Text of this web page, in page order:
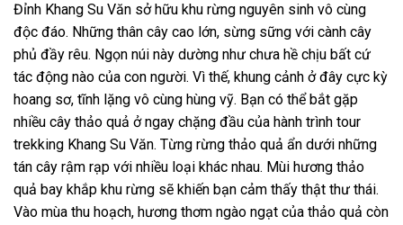
Đỉnh Khang Su Văn sở hữu khu rừng nguyên sinh vô cùng
độc đáo. Những thân cây cao lớn, sừng sững với cành cây
phủ đầy rêu. Ngọn núi này dường như chưa hề chịu bất cứ
tác động nào của con người. Vì thế, khung cảnh ở đây cực kỳ
hoang sơ, tĩnh lặng vô cùng hùng vỹ. Bạn có thể bắt gặp
nhiều cây thảo quả ở ngay chặng đầu của hành trình tour
trekking Khang Su Văn. Từng rừng thảo quả ẩn dưới những
tán cây rậm rạp với nhiều loại khác nhau. Mùi hương thảo
quả bay khắp khu rừng sẽ khiến bạn cảm thấy thật thư thái.
Vào mùa thu hoạch, hương thơm ngào ngạt của thảo quả còn